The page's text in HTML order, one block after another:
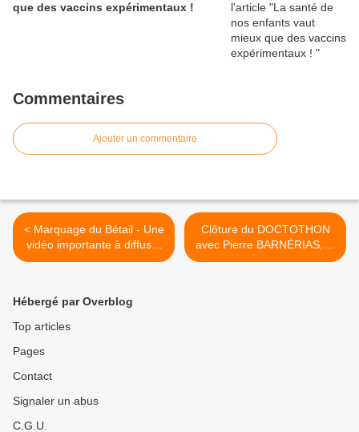
que des vaccins expérimentaux !
Commentaires
Ajouter un commentaire
< Marquage du Bétail - Une
vidéo importante à diffuser
d'urgence avant qu'il soit
Clôture du DOCTOTHON
avec Pierre BARNÉRIAS, le
Pr MONTAGNIER et
Hébergé par Overblog
Top articles
Pages
Contact
Signaler un abus
C.G.U.